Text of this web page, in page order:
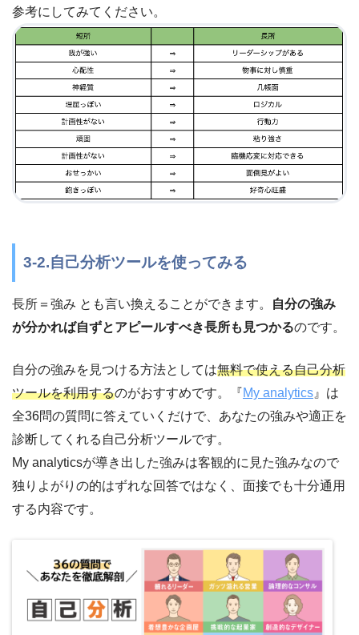
参考にしてみてください。
3-2.自己分析ツールを使ってみる
長所＝強み とも言い換えることができます。
自分の強み
が分かれば自ずとアピールすべき長所も見つかるのです。
自分の強みを見つける方法としては無料で使える自己分析
ツールを利用するのがおすすめです。『My analytics 』は
全36問の質問に答えていくだけで、あなたの強みや適正を
診断してくれる自己分析ツールです。
My analyticsが導き出した強みは客観的に見た強みなので
独りよがりの的はずれな回答ではなく、面接でも十分通用
する内容です。